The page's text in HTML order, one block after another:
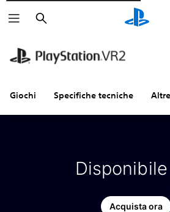
Cerca
Giochi Specifiche tecniche
Acquista ora